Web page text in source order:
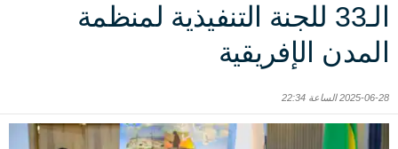
الـ33 للجنة التنفيذية لمنظمة
المدن الإفريقية
2025-06-28 الساعة 22:34